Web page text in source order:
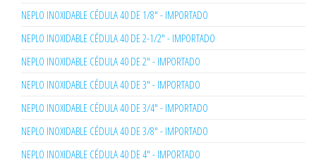
NEPLO INOXIDABLE CÉDULA 40 DE 1/8" - IMPORTADO
NEPLO INOXIDABLE CÉDULA 40 DE 2-1/2" - IMPORTADO
NEPLO INOXIDABLE CÉDULA 40 DE 2" - IMPORTADO
NEPLO INOXIDABLE CÉDULA 40 DE 3" - IMPORTADO
NEPLO INOXIDABLE CÉDULA 40 DE 3/4" - IMPORTADO
NEPLO INOXIDABLE CÉDULA 40 DE 3/8" - IMPORTADO
NEPLO INOXIDABLE CÉDULA 40 DE 4" - IMPORTADO